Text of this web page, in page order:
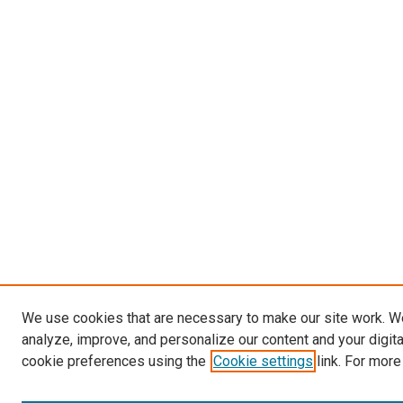
We use cookies that are necessary to make our site work.
analyze, improve, and personalize our content and your
cookie preferences using the Cookie settings link. For